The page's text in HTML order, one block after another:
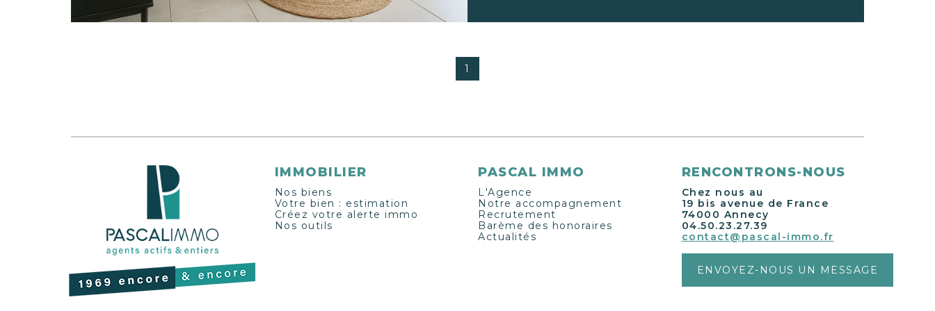
1
IMMOBILIER
Nos biens
Votre bien : estimation
Créez votre alerte immo
Nos outils
PASCAL IMMO
L'Agence
Notre accompagnement
Recrutement
Barème des honoraires
Actualités
RENCONTRONS-NOUS
Chez nous au
19 bis avenue de France
74000 Annecy
04.50.23.27.39
contact@pascal-immo.fr
ENVOYEZ-NOUS UN MESSAGE